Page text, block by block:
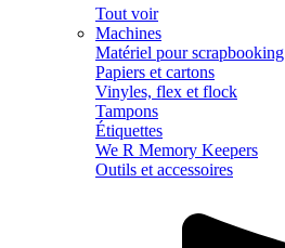
Tout voir
Machines
Matériel pour scrapbooking
Papiers et cartons
Vinyles, flex et flock
Tampons
Étiquettes
We R Memory Keepers
Outils et accessoires